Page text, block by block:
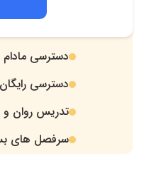
. دسترسی مادام
. دسترسی
. تدریس روان و
. سرفصل های